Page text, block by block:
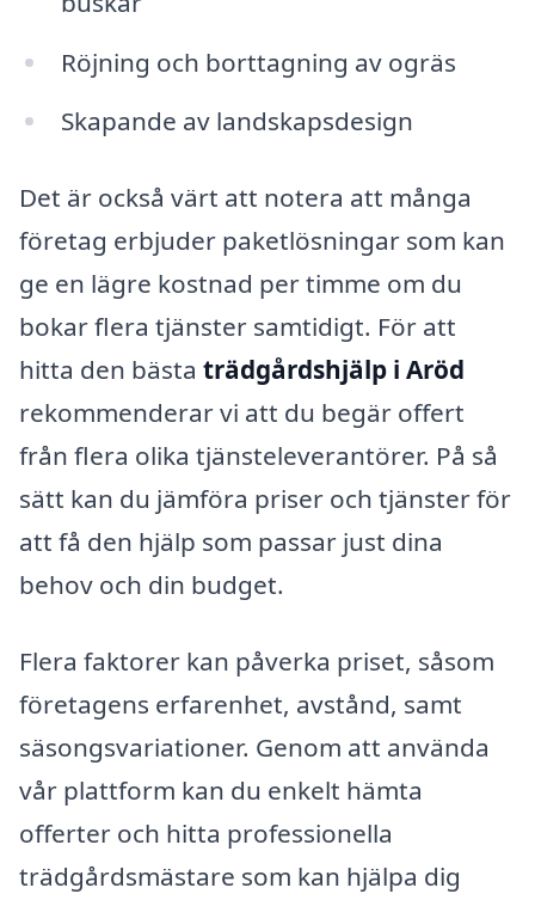
Röjning och borttagning av ogräs
Skapande av landskapsdesign
Det är också värt att notera att många
företag erbjuder paketlösningar som kan
ge en lägre kostnad per timme om du
bokar flera tjänster samtidigt. För att
hitta den bästa trädgårdshjälp i Aröd
rekommenderar vi att du begär offert
från flera olika tjänsteleverantörer. På så
sätt kan du jämföra priser och tjänster för
att få den hjälp som passar just dina
behov och din budget.
Flera faktorer kan påverka priset, såsom
företagens erfarenhet, avstånd, samt
säsongsvariationer. Genom att använda
vår plattform kan du enkelt hämta
offerter och hitta professionella
trädgårdsmästare som kan hjälpa dig